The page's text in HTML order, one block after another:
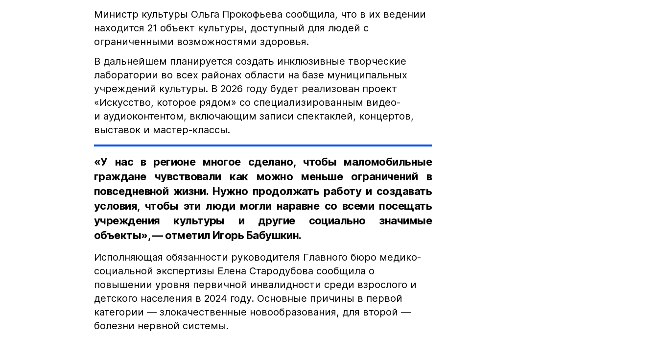
Министр культуры Ольга Прокофьева сообщила, что в их ведении
находится 21 объект культуры, доступный для людей с
ограниченными возможностями здоровья.
В дальнейшем планируется создать инклюзивные творческие
лаборатории во всех районах области на базе муниципальных
учреждений культуры. В 2026 году будет реализован проект
«Искусство, которое рядом» со специализированным видео-
и аудиоконтентом, включающим записи спектаклей, концертов,
выставок и мастер-классы.
«У нас в регионе многое сделано, чтобы маломобильные
граждане чувствовали как можно меньше ограничений в
повседневной жизни. Нужно продолжать работу и создавать
условия, чтобы эти люди могли наравне со всеми посещать
учреждения культуры и другие социально значимые
объекты», — отметил Игорь Бабушкин.
Исполняющая обязанности руководителя Главного бюро медико-
социальной экспертизы Елена Стародубова сообщила о
повышении уровня первичной инвалидности среди взрослого и
детского населения в 2024 году. Основные причины в первой
категории — злокачественные новообразования, для второй —
болезни нервной системы.